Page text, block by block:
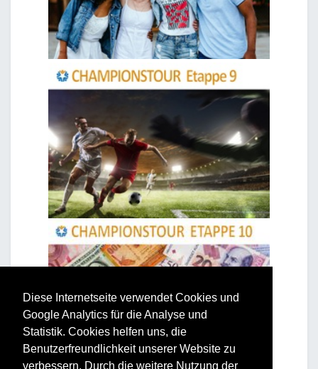
Diese Internetseite verwendet Cookies und
Google Analytics für die Analyse und
Statistik. Cookies helfen uns, die
Benutzerfreundlichkeit unserer Website zu
verbessern. Durch die weitere Nutzung der